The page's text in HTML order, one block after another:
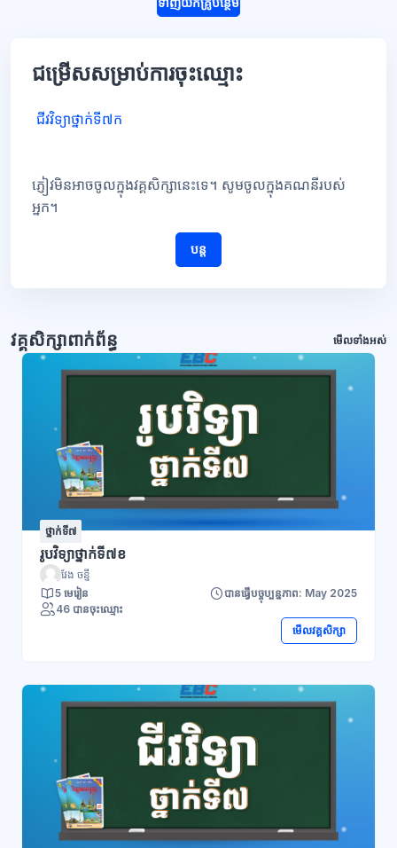
ជម្រើសសម្រាប់ការចុះឈ្មោះ
ជីវវិទ្យាថ្នាក់ទី៧ក
ភ្ញៀវមិនអាចចូលក្នុងវគ្គសិក្សានេះទេ។ សូមចូលក្នុងគណនីរបស់
អ្នក។
បន្ត
វគ្គសិក្សាពាក់ព័ន្ធ មើលទាំងអស់
ថ្នាក់ទី៧
រូបវិទ្យាថ្នាក់ទី៧ខ
វែង ចន្នី
5 មេរៀន
បានធ្វើបច្ចុប្បន្នភាព: May 2025
46 បានចុះឈ្មោះ
មើលវគ្គសិក្សា